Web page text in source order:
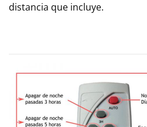
distancia que incluye.